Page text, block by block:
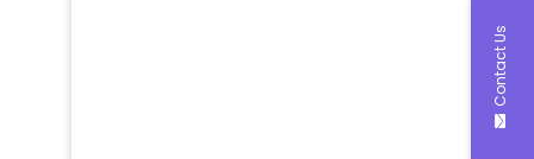
Contact Us